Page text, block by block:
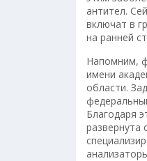
антител.
включат в
на ранней
Напомним,
имени
области.
Благодаря
развернута